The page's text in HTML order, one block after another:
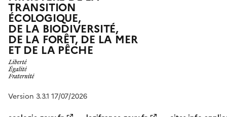
TRANSITION
ÉCOLOGIQUE,
DE LA BIODIVERSITÉ,
DE LA FORÊT, DE LA MER
ET DE LA PÊCHE
Version 3.3.1 17/07/2026